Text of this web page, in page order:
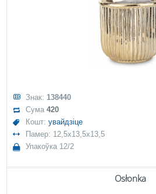
Знак: 138440
Сума420
Кошт:увайдзіце
Памер: 12,5x13,5x13,5
Упакоўка 12/2
Osłonka